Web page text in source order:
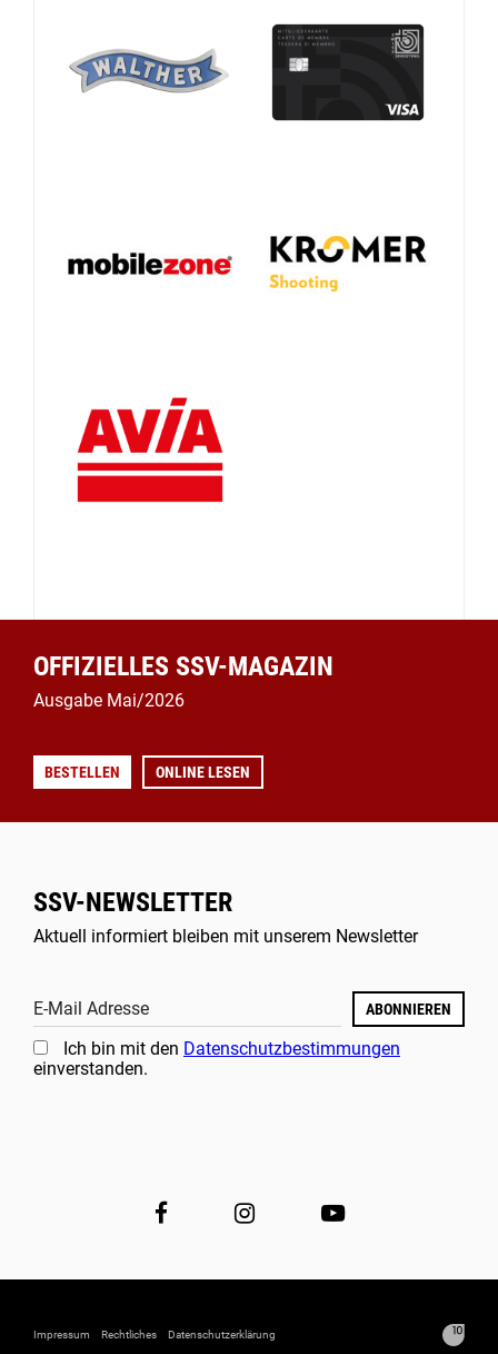
OFFIZIELLES SSV-MAGAZIN
Ausgabe Mai/2026
BESTELLEN ONLINE LESEN
SSV-NEWSLETTER
Aktuell informiert bleiben mit unserem Newsletter
E-Mail Adresse ABONNIEREN
Ich bin mit den Datenschutzbestimmungen
einverstanden.
Impressum Rechtliches Datenschutzerklärung